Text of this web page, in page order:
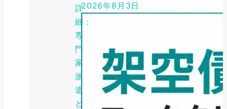
詳
細：
専
門
家
派
遣
と
2026年8月3日